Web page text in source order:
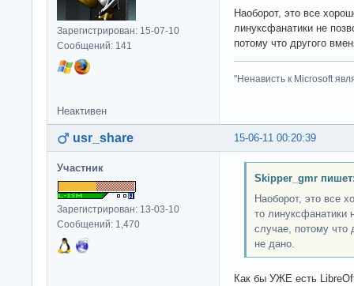
Зарегистрирован: 15-07-10
Сообщений: 141
Наоборот, это все
линуксфанатики не
потому что другого
"Ненависть к Microsoft
Неактивен
15-06-11 00:20:39
usr_share
Участник
Зарегистрирован: 13-03-10
Сообщений: 1,470
Skipper_gmr
Наоборот, это все
то линуксфанатики
случае, потому что
не дано.
Как бы УЖЕ есть